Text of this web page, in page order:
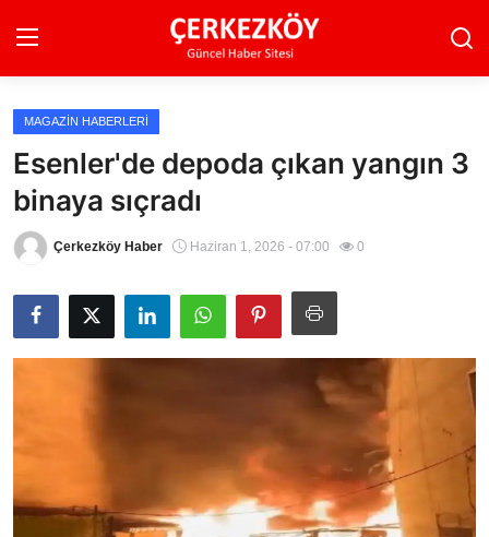
Ana Sayfa
Son Dakika
Ekonomi Haberleri
Magazin Haberleri
Spor Haberleri
Dünya Haberleri
Çerkezköy
MAGAZIN HABERLERI
Esenler'de depoda çıkan yangın 3
binaya sıçradı
Çerkezköy Haber Haziran 1, 2026 - 07:00 0